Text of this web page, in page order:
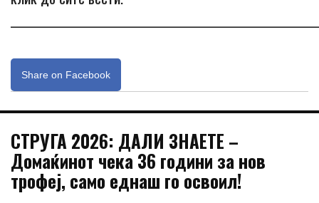
Share on Facebook
СТРУГА 2026: ДАЛИ ЗНАЕТЕ –
Домаќинот чека 36 години за нов
трофеј, само еднаш го освоил!